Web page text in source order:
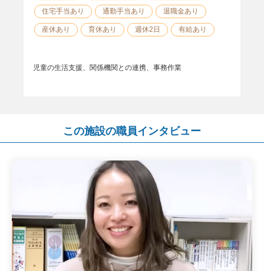
住宅手当あり 通勤手当あり 退職金あり
産休あり 育休あり 週休2日 有給あり
児童の生活支援、関係機関との連携、事務作業
この施設の職員インタビュー